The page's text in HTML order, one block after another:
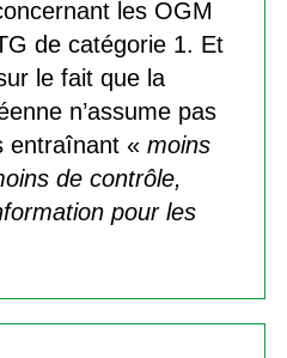
les OGM
de catégorie 1. Et
le fait que la
n’assume pas
entraînant « moins
de contrôle,
pour les